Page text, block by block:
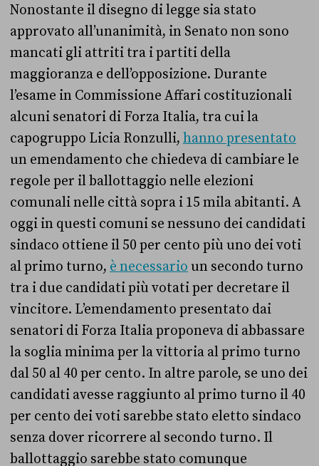
Nonostante il disegno di legge sia stato
approvato all’unanimità, in Senato non sono
mancati gli attriti tra i partiti della
maggioranza e dell’opposizione. Durante
l’esame in Commissione Affari costituzionali
alcuni senatori di Forza Italia, tra cui la
capogruppo Licia Ronzulli, hanno presentato
un emendamento che chiedeva di cambiare le
regole per il ballottaggio nelle elezioni
comunali nelle città sopra i 15 mila abitanti. A
oggi in questi comuni se nessuno dei candidati
sindaco ottiene il 50 per cento più uno dei voti
al primo turno, è necessario un secondo turno
tra i due candidati più votati per decretare il
vincitore. L’emendamento presentato dai
senatori di Forza Italia proponeva di abbassare
la soglia minima per la vittoria al primo turno
dal 50 al 40 per cento. In altre parole, se uno dei
candidati avesse raggiunto al primo turno il 40
per cento dei voti sarebbe stato eletto sindaco
senza dover ricorrere al secondo turno. Il
ballottaggio sarebbe stato comunque